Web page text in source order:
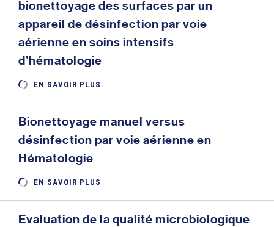
bionettoyage des surfaces par un
appareil de désinfection par voie
aérienne en soins intensifs
d’hématologie
EN SAVOIR PLUS
Bionettoyage manuel versus
désinfection par voie aérienne en
Hématologie
EN SAVOIR PLUS
Evaluation de la qualité microbiologique